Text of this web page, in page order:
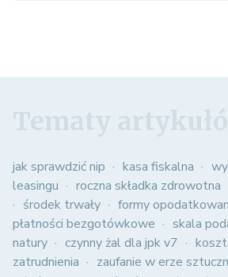
jak sprawdzić nip kasa fiskalna
leasingu
roczna składka zdrowotna
środek trwały
formy
płatności bezgotówkowe
skala
natury
czynny żal dla jpk v7
zatrudnienia
zaufanie w erze